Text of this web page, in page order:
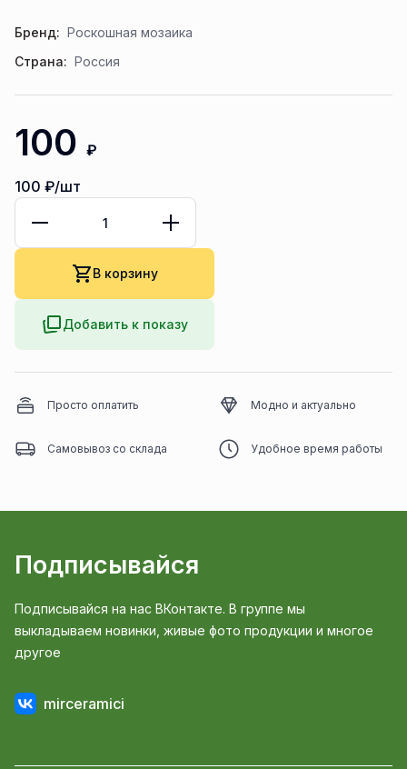
Бренд: Роскошная мозаика
Страна: Россия
100 ₽
100 ₽/шт
В корзину
Добавить к показу
Просто оплатить Модно и актуально
Самовывоз со склада Удобное время работы
Подписывайся
Подписывайся на нас ВКонтакте. В группе мы
выкладываем новинки, живые фото продукции и многое
другое
mirceramici